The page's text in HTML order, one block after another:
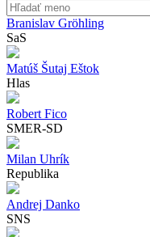
Branislav Gröhling
SaS
Matúš Šutaj Eštok
Hlas
Robert Fico
SMER-SD
Milan Uhrík
Republika
Andrej Danko
SNS